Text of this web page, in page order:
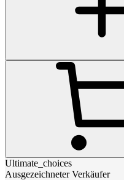
Ultimate_choices
Ausgezeichneter Verkäufer